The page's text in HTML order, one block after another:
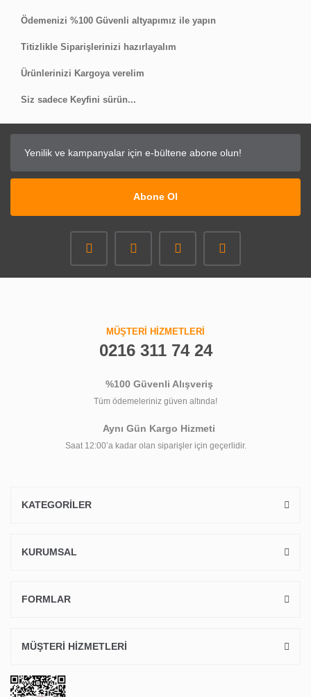
Ödemenizi %100 Güvenli altyapımız ile yapın
Titizlikle Siparişlerinizi hazırlayalım
Ürünlerinizi Kargoya verelim
Siz sadece Keyfini sürün...
Abone Ol
MÜŞTERİ HİZMETLERİ
0216 311 74 24
%100 Güvenli Alışveriş
Tüm ödemeleriniz güven altında!
Aynı Gün Kargo Hizmeti
Saat 12:00’a kadar olan siparişler için geçerlidir.
KATEGORİLER
KURUMSAL
FORMLAR
MÜŞTERİ HİZMETLERİ